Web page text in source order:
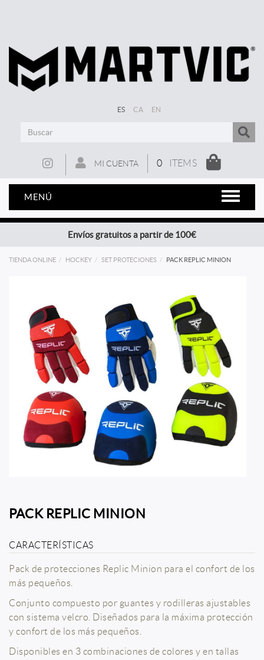
ES CA EN
0 ITEMS
MI CUENTA
MENÚ
Envíos gratuitos a partir de 100€
TIENDA ONLINE HOCKEY SET PROTECIONES PACK REPLIC MINION
PACK REPLIC MINION
CARACTERÍSTICAS
Pack de protecciones Replic Minion para el confort de los
más pequeños.
Conjunto compuesto por guantes y rodilleras ajustables
con sistema velcro. Diseñados para la máxima protección
y confort de los más pequeños.
Disponibles en 3 combinaciones de colores y en tallas